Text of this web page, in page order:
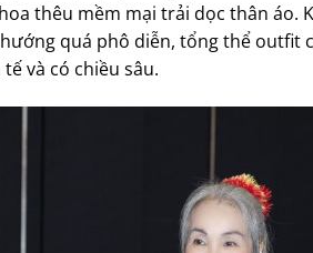
thêu mềm mại trải dọc thân áo.
quá phô diễn, tổng thể outfit
và có chiều sâu.